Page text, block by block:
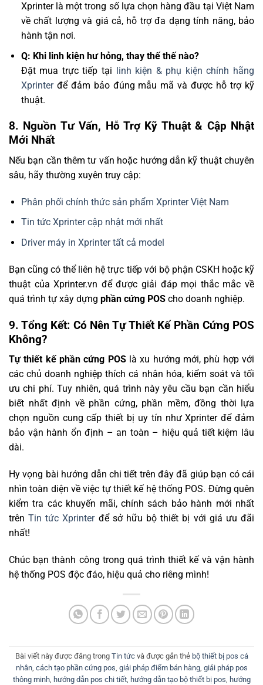
Xprinter là một trong số lựa chọn hàng đầu tại Việt Nam
về chất lượng và giá cả, hỗ trợ đa dạng tính năng, bảo
hành tận nơi.
Q: Khi linh kiện hư hỏng, thay thế thế nào?
Đặt mua trực tiếp tại linh kiện & phụ kiện chính hãng
Xprinterđể đảm bảo đúng mẫu mã và được hỗ trợ kỹ
thuật.
8. Nguồn Tư Vấn, Hỗ Trợ Kỹ Thuật & Cập Nhật
Mới Nhất
Nếu bạn cần thêm tư vấn hoặc hướng dẫn kỹ thuật chuyên
sâu, hãy thường xuyên truy cập:
Phân phối chính thức sản phẩm Xprinter Việt Nam
Tin tức Xprinter cập nhật mới nhất
Driver máy in Xprinter tất cả model
Bạn cũng có thể liên hệ trực tiếp với bộ phận CSKH hoặc kỹ
thuật của Xprinter.vn để được giải đáp mọi thắc mắc về
quá trình tự xây dựng phần cứng POS cho doanh nghiệp.
9. Tổng Kết: Có Nên Tự Thiết Kế Phần Cứng POS
Không?
Tự thiết kế phần cứng POSlà xu hướng mới, phù hợp với
các chủ doanh nghiệp thích cá nhân hóa, kiểm soát và tối
ưu chi phí. Tuy nhiên, quá trình này yêu cầu bạn cần hiểu
biết nhất định về phần cứng, phần mềm, đồng thời lựa
chọn nguồn cung cấp thiết bị uy tín như Xprinter để đảm
bảo vận hành ổn định – an toàn – hiệu quả tiết kiệm lâu
dài.
Hy vọng bài hướng dẫn chi tiết trên đây đã giúp bạn có cái
nhìn toàn diện về việc tự thiết kế hệ thống POS. Đừng quên
kiểm tra các khuyến mãi, chính sách bảo hành mới nhất
trênTin tức Xprinterđể sở hữu bộ thiết bị với giá ưu đãi
nhất!
Chúc bạn thành công trong quá trình thiết kế và vận hành
hệ thống POS độc đáo, hiệu quả cho riêng mình!
Bài viết này được đăng trong Tin tứcvà được gắn thẻ bộ thiết bị pos cá
nhân, cách tạo phần cứng pos, giải pháp điểm bán hàng, giải pháp pos
thông minh, hướng dẫn pos chi tiết, hướng dẫn tạo bộ thiết bị pos, hướng